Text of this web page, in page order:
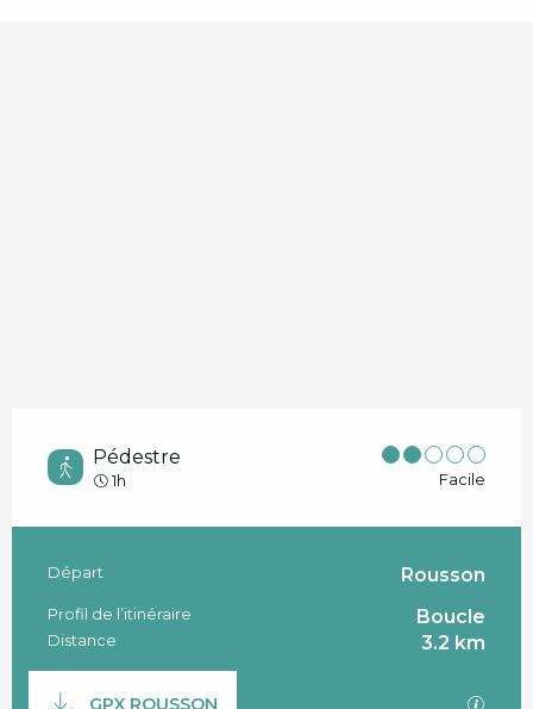
Pédestre
1h Facile
Informations pratiques
Départ Rousson
Profil de l’itinéraire Boucle
Distance 3.2 km
Documentation
GPX ROUSSON